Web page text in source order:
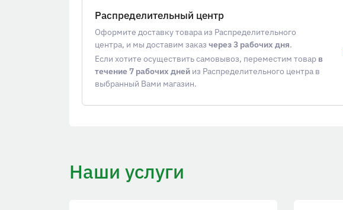
Распределительный центр
Оформите доставку товара из Распределительного
центра, и мы доставим заказ через 3 рабочих дня.
Если хотите осуществить самовывоз, переместим товар в
течение 7 рабочих дней из Распределительного центра в
выбранный Вами магазин.
Наши услуги